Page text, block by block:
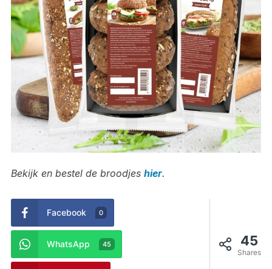
Bekijk en bestel de broodjes hier.
45
Shares
Facebook 0
WhatsApp 45